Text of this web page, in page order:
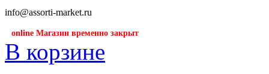
info@assorti-market.ru
online Магазин временно закрыт
В корзине